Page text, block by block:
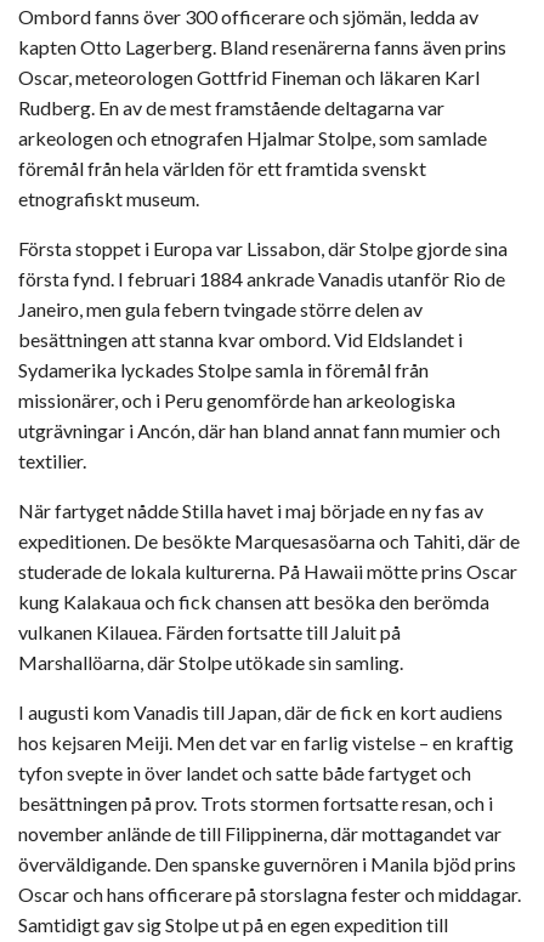
Ombord fanns över 300 officerare och sjömän, ledda av
kapten Otto Lagerberg. Bland resenärerna fanns även prins
Oscar, meteorologen Gottfrid Fineman och läkaren Karl
Rudberg. En av de mest framstående deltagarna var
arkeologen och etnografen Hjalmar Stolpe, som samlade
föremål från hela världen för ett framtida svenskt
etnografiskt museum.
Första stoppet i Europa var Lissabon, där Stolpe gjorde sina
första fynd. I februari 1884 ankrade Vanadis utanför Rio de
Janeiro, men gula febern tvingade större delen av
besättningen att stanna kvar ombord. Vid Eldslandet i
Sydamerika lyckades Stolpe samla in föremål från
missionärer, och i Peru genomförde han arkeologiska
utgrävningar i Ancón, där han bland annat fann mumier och
textilier.
När fartyget nådde Stilla havet i maj började en ny fas av
expeditionen. De besökte Marquesasöarna och Tahiti, där de
studerade de lokala kulturerna. På Hawaii mötte prins Oscar
kung Kalakaua och fick chansen att besöka den berömda
vulkanen Kilauea. Färden fortsatte till Jaluit på
Marshallöarna, där Stolpe utökade sin samling.
I augusti kom Vanadis till Japan, där de fick en kort audiens
hos kejsaren Meiji. Men det var en farlig vistelse – en kraftig
tyfon svepte in över landet och satte både fartyget och
besättningen på prov. Trots stormen fortsatte resan, och i
november anlände de till Filippinerna, där mottagandet var
överväldigande. Den spanske guvernören i Manila bjöd prins
Oscar och hans officerare på storslagna fester och middagar.
Samtidigt gav sig Stolpe ut på en egen expedition till